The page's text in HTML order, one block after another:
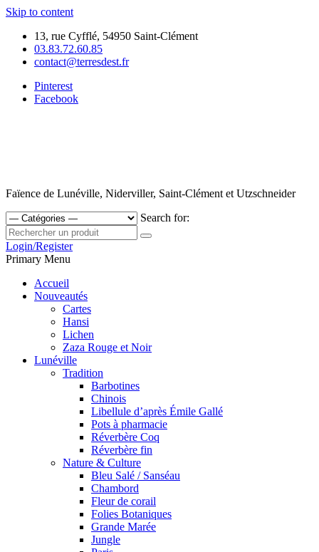
Skip to content
13, rue Cyfflé, 54950 Saint-Clément
03.83.72.60.85
contact@terresdest.fr
Pinterest
Facebook
Faïence de Lunéville, Niderviller, Saint-Clément et Utzschneider
Search for:
Login/Register
Primary Menu
Accueil
Nouveautés
Cartes
Hansi
Lichen
Zaza Rouge et Noir
Lunéville
Tradition
Barbotines
Chinois
Libellule d’après Émile Gallé
Pots à pharmacie
Réverbère Coq
Réverbère fin
Nature & Culture
Bleu Salé / Sanséau
Chambord
Fleur de corail
Folies Botaniques
Grande Marée
Jungle